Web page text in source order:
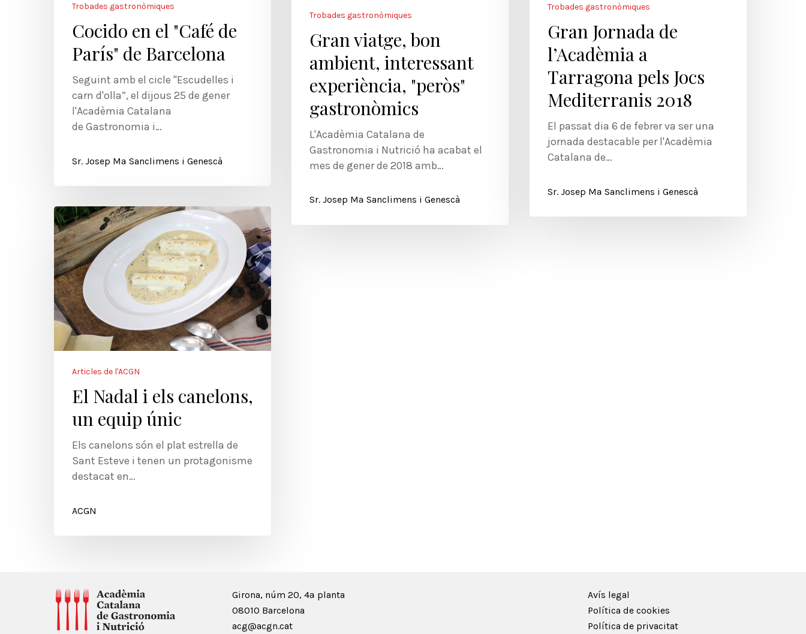
Trobades gastronòmiques
Cocido en el "Café de
París" de Barcelona
Seguint amb el cicle "Escudelles i
carn d'olla”, el dijous 25 de gener
l'Acadèmia Catalana
de Gastronomia i…
Sr. Josep Mª Sanclimens i Genescà
Trobades gastronòmiques
Gran viatge, bon
ambient, interessant
experiència, "peròs"
gastronòmics
L'Acadèmia Catalana de
Gastronomia i Nutrició ha acabat el
mes de gener de 2018 amb…
Sr. Josep Mª Sanclimens i Genescà
Trobades gastronòmiques
Gran Jornada de
l’Acadèmia a
Tarragona pels Jocs
Mediterranis 2018
El passat dia 6 de febrer va ser una
jornada destacable per l'Acadèmia
Catalana de…
Sr. Josep Mª Sanclimens i Genescà
Articles de l'ACGN
El Nadal i els canelons,
un equip únic
Els canelons són el plat estrella de
Sant Esteve i tenen un protagonisme
destacat en…
ACGN
Girona, núm 20, 4ª planta
08010 Barcelona
acg@acgn.cat
Avís legal
Política de cookies
Política de privacitat